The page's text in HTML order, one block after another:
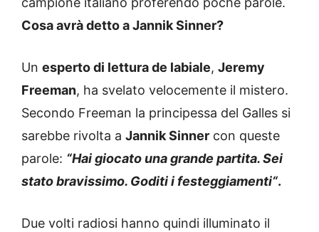
Cosa avrà detto a Jannik Sinner?
Un esperto di lettura de labiale, Jeremy
Freeman, ha svelato velocemente il mistero.
Secondo Freeman la principessa del Galles si
sarebbe rivolta a Jannik Sinner con queste
parole: “Hai giocato una grande partita. Sei
stato bravissimo. Goditi i festeggiamenti“.
Due volti radiosi hanno quindi illuminato il